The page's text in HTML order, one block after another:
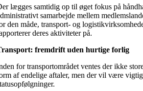
lægges samtidig op til øget fokus på
samarbejde mellem
den måde, transport- og
deres aktiviteter på.
fremdrift uden hurtige forlig
for transportområdet ventes der ikke
af endelige aftaler, men der vil være